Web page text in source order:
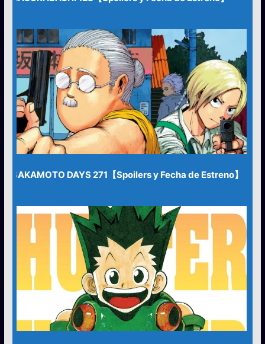
SAKAMOTO DAYS 271【Spoilers y Fecha de Estreno】